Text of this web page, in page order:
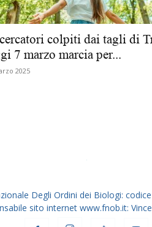
degli
dei
colpiti dai tagli di
7 marzo marcia per...
2025
Degli Ordini dei Biologi:
sito internet www.fnob.it: